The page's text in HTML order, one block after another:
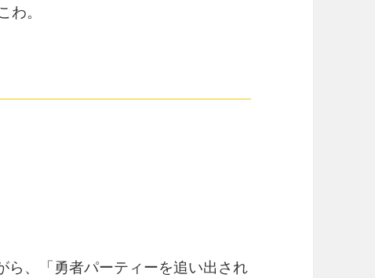
。
、「勇者パーティーを追い出され